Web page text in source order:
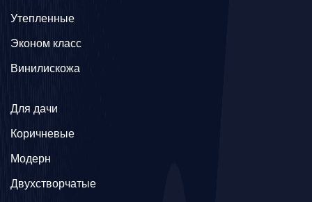
Утепленные
Эконом класс
Винилискожа
Для дачи
Коричневые
Модерн
Двухстворчатые